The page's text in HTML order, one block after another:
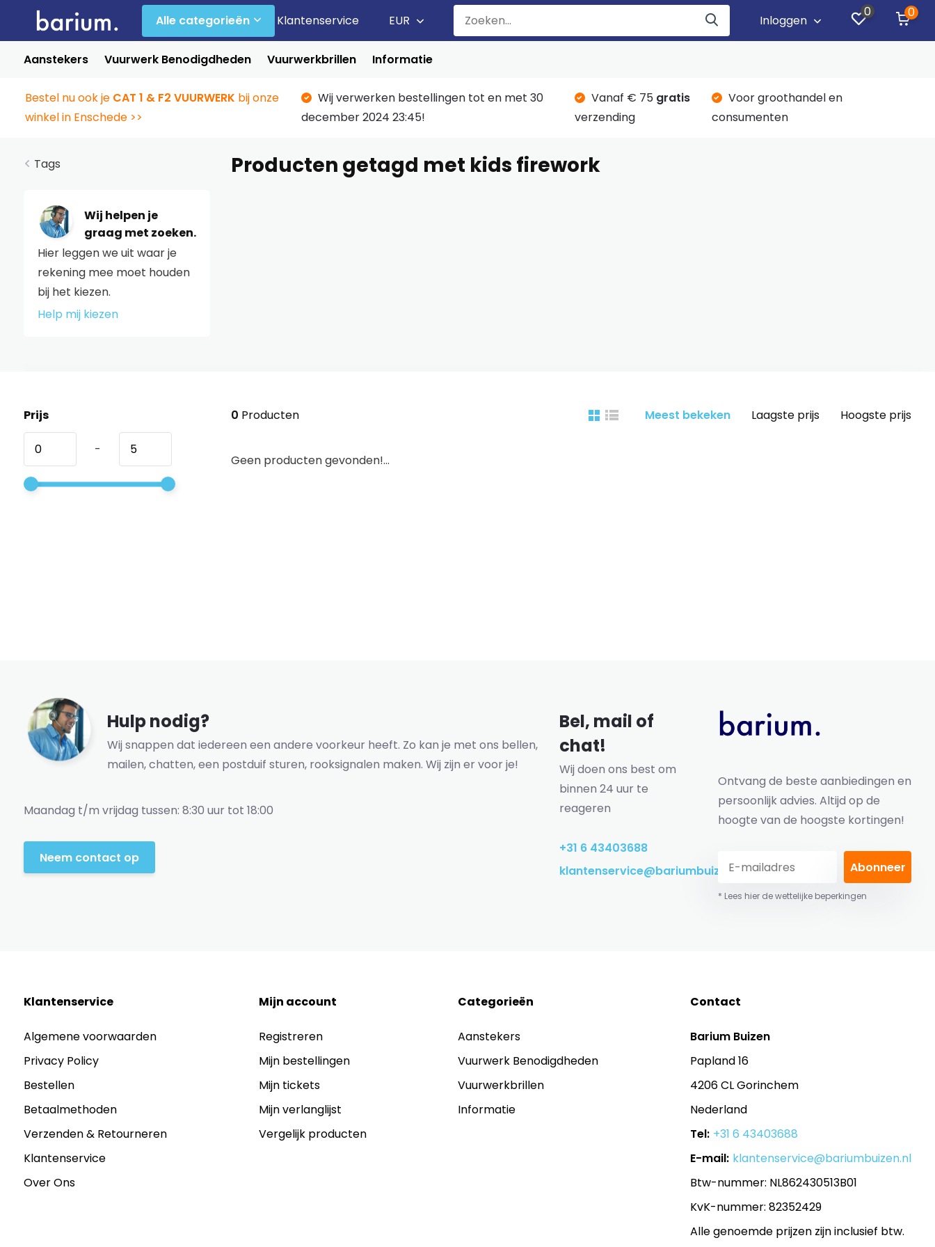
Alle categorieën Klantenservice EUR Inloggen
0 0
Aanstekers Vuurwerk Benodigdheden Vuurwerkbrillen Informatie
Bestel nu ook je CAT 1 & F2 VUURWERK bij onze
winkel in Enschede >>
Wij verwerken bestellingen tot en met 30
december 2024 23:45!
Vanaf € 75 gratis
verzending
Voor groothandel en
consumenten
Tags
Wij helpen je
graag met zoeken.
Hier leggen we uit waar je
rekening mee moet houden
bij het kiezen.
Help mij kiezen
Producten getagd met kids firework
Prijs
-
0 Producten Meest bekeken Laagste prijs Hoogste prijs
Geen producten gevonden!...
Hulp nodig?
Wij snappen dat iedereen een andere voorkeur heeft. Zo kan je met ons bellen,
mailen, chatten, een postduif sturen, rooksignalen maken. Wij zijn er voor je!
Maandag t/m vrijdag tussen: 8:30 uur tot 18:00
Neem contact op
Bel, mail of
chat!
Wij doen ons best om
binnen 24 uur te
reageren
+31 6 43403688
klantenservice@bariumbuizen.nl
Ontvang de beste aanbiedingen en
persoonlijk advies. Altijd op de
hoogte van de hoogste kortingen!
Abonneer
* Lees hier de wettelijke beperkingen
Klantenservice
Algemene voorwaarden
Privacy Policy
Bestellen
Betaalmethoden
Verzenden & Retourneren
Klantenservice
Over Ons
Mijn account
Registreren
Mijn bestellingen
Mijn tickets
Mijn verlanglijst
Vergelijk producten
Categorieën
Aanstekers
Vuurwerk Benodigdheden
Vuurwerkbrillen
Informatie
Contact
Barium Buizen
Papland 16
4206 CL Gorinchem
Nederland
Tel: +31 6 43403688
E-mail: klantenservice@bariumbuizen.nl
Btw-nummer: NL862430513B01
KvK-nummer: 82352429
Alle genoemde prijzen zijn inclusief btw.